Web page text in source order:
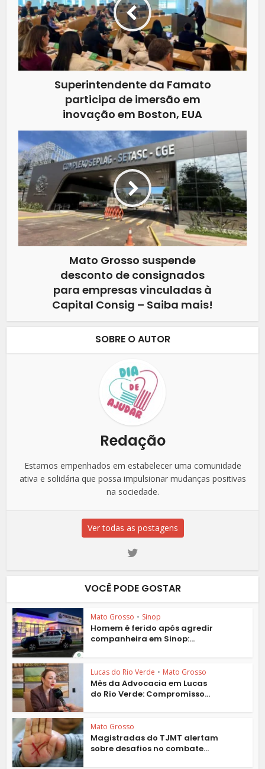
Superintendente da Famato
participa de imersão em
inovação em Boston, EUA
Mato Grosso suspende
desconto de consignados
para empresas vinculadas à
Capital Consig – Saiba mais!
SOBRE O AUTOR
Redação
Estamos empenhados em estabelecer uma comunidade
ativa e solidária que possa impulsionar mudanças positivas
na sociedade.
Ver todas as postagens
VOCÊ PODE GOSTAR
Mato Grosso • Sinop
Homem é ferido após agredir
companheira em Sinop:...
Lucas do Rio Verde • Mato Grosso
Mês da Advocacia em Lucas
do Rio Verde: Compromisso...
Mato Grosso
Magistradas do TJMT alertam
sobre desafios no combate...